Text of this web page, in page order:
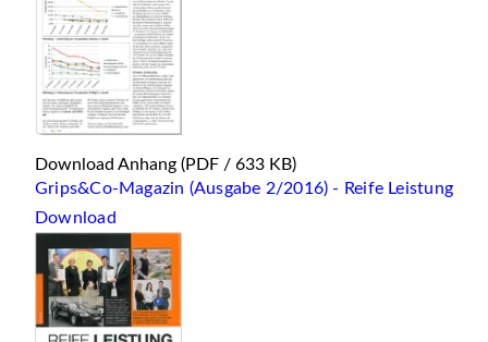
Download Anhang (PDF / 633 KB)
Grips&Co-Magazin (Ausgabe 2/2016) - Reife Leistung
Download